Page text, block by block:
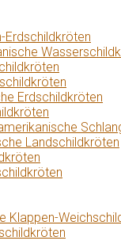
Erdschildkröten
Erdschildkröten
Landschildkröten
Klappen-